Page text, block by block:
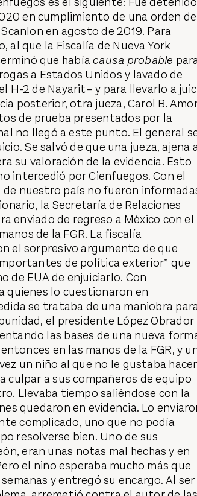
en cumplimiento de una orden de
en agosto de 2019. Para
al que la Fiscalía de Nueva York
que habíacausa probable
a Estados Unidos y lavado de
H-2 de Nayarit– y para llevarlo a
posterior, otra jueza, Carol B.
de prueba presentados por la
no llegó a este punto. El general
Se salvó de que una jueza, ajena
su valoración de la evidencia. Esto
intercedió por Cienfuegos. Con el
nuestro país no fueron
la Secretaría de Relaciones
enviado de regreso a México con el
de la FGR. La fiscalía
el sorpresivo argumento de que
de política exterior” que
de EUA de enjuiciarlo. Con
quienes lo cuestionaron en
se trataba de una maniobra
el presidente López Obrador
las bases de una nueva
en las manos de la FGR, y
un niño al que no le gustaba hacer
culpar a sus compañeros de equipo
Llevaba tiempo saliéndose con la
quedaron en evidencia. Lo
complicado, uno que no podía
resolverse bien. Uno de sus
eran unas notas mal hechas y en
el niño esperaba mucho más que
y entregó su encargo. Al ser